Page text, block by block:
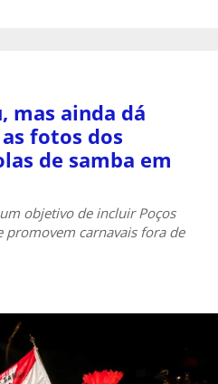
mas ainda dá
fotos dos
de samba em
objetivo de incluir Poços
promovem carnavais fora de